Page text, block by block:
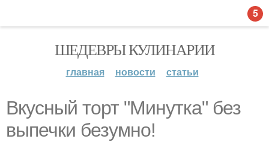
ШЕДЕВРЫ КУЛИНАРИИ
главная новости статьи
Вкусный торт "Минутка" без
выпечки безумно!
5